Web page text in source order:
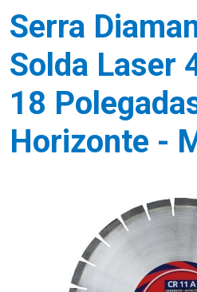
Serra
Solda Laser
18
Horizonte -